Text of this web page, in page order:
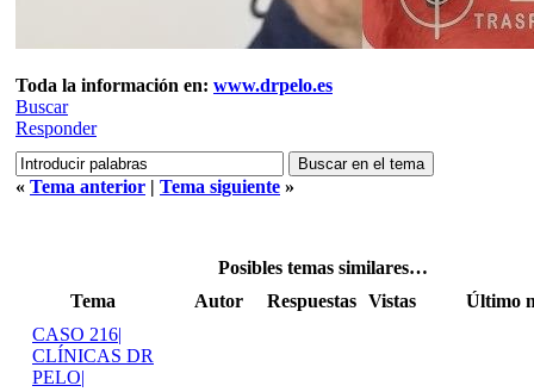
Toda la información en: www.drpelo.es
Buscar
Responder
« Tema anterior | Tema siguiente »
Posibles temas similares…
Tema
Autor Respuestas Vistas
Último
CASO 216|
CLÍNICAS DR
PELO|